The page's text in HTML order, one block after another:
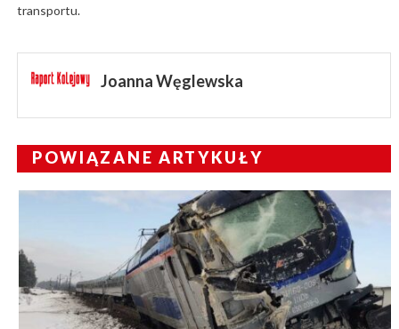
transportu.
Joanna Węglewska
POWIĄZANE ARTYKUŁY